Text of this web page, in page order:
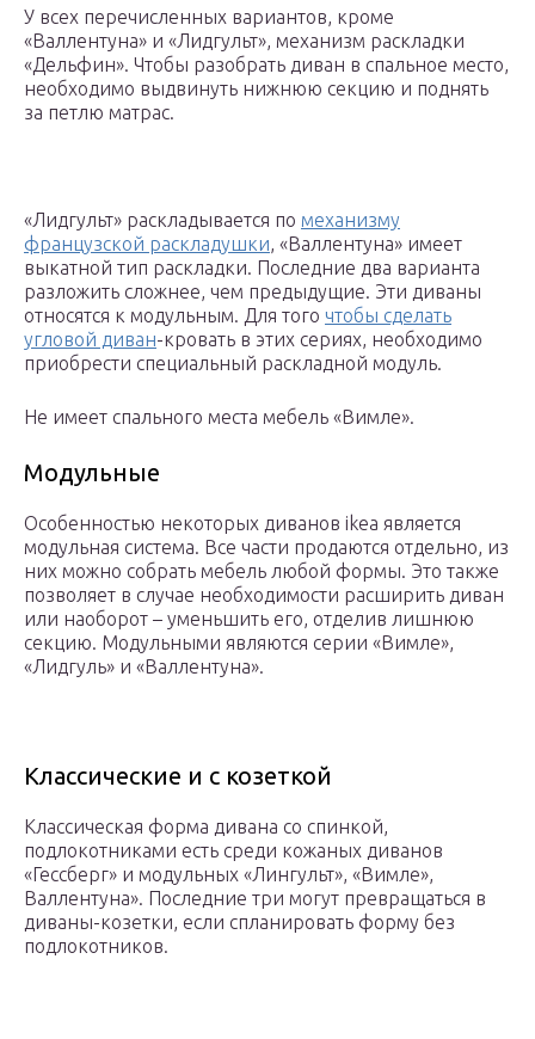
У всех перечисленных вариантов, кроме
«Валлентуна» и «Лидгульт», механизм раскладки
«Дельфин». Чтобы разобрать диван в спальное место,
необходимо выдвинуть нижнюю секцию и поднять
за петлю матрас.
«Лидгульт» раскладывается по механизму
французской раскладушки, «Валлентуна» имеет
выкатной тип раскладки. Последние два варианта
разложить сложнее, чем предыдущие. Эти диваны
относятся к модульным. Для того чтобы сделать
угловой диван-кровать в этих сериях, необходимо
приобрести специальный раскладной модуль.
Не имеет спального места мебель «Вимле».
Модульные
Особенностью некоторых диванов ikea является
модульная система. Все части продаются отдельно, из
них можно собрать мебель любой формы. Это также
позволяет в случае необходимости расширить диван
или наоборот – уменьшить его, отделив лишнюю
секцию. Модульными являются серии «Вимле»,
«Лидгуль» и «Валлентуна».
Классические и с козеткой
Классическая форма дивана со спинкой,
подлокотниками есть среди кожаных диванов
«Гессберг» и модульных «Лингульт», «Вимле»,
Валлентуна». Последние три могут превращаться в
диваны-козетки, если спланировать форму без
подлокотников.